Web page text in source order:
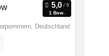
1 Bew.
Deutschland